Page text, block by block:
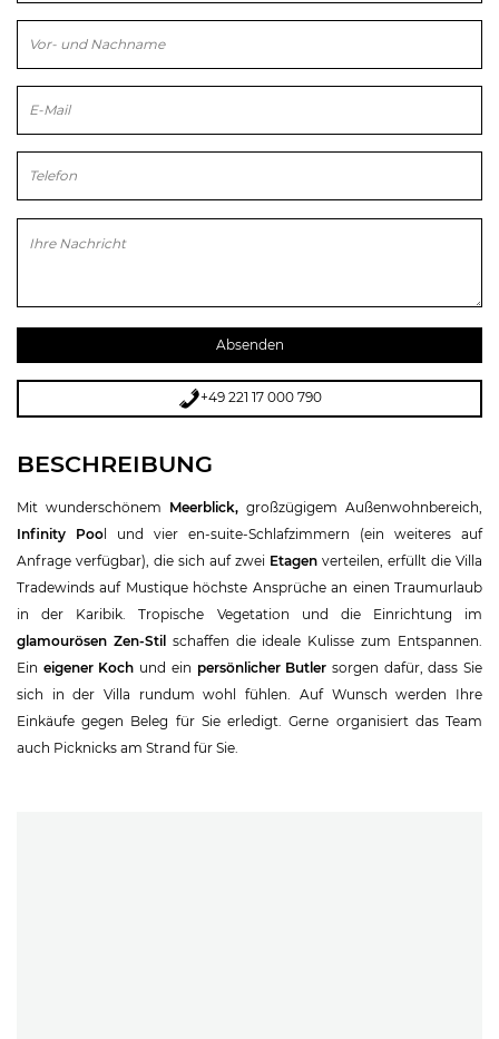
Bitte lasse dieses Feld leer.
+49 221 17 000 790
BESCHREIBUNG
Mit wunderschönem Meerblick, großzügigem Außenwohnbereich,
Infinity Pool und vier en-suite-Schlafzimmern (ein weiteres auf
Anfrage verfügbar), die sich auf zwei Etagen verteilen, erfüllt die Villa
Tradewinds auf Mustique höchste Ansprüche an einen Traumurlaub
in der Karibik. Tropische Vegetation und die Einrichtung im
glamourösen Zen-Stilschaffen die ideale Kulisse zum Entspannen.
Ein eigener Koch und ein persönlicher Butler sorgen dafür, dass Sie
sich in der Villa rundum wohl fühlen. Auf Wunsch werden Ihre
Einkäufe gegen Beleg für Sie erledigt. Gerne organisiert das Team
auch Picknicks am Strand für Sie.